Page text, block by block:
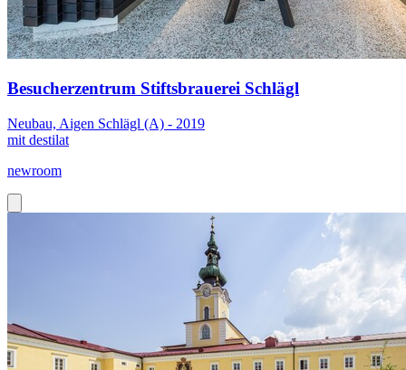
Besucherzentrum Stiftsbrauerei Schlägl
Neubau, Aigen Schlägl (A) - 2019
mit destilat
newroom